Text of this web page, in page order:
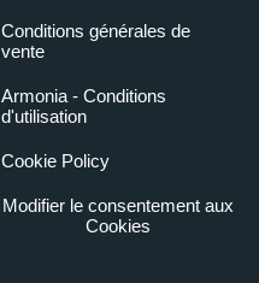
Conditions générales de
vente
Armonia - Conditions
d'utilisation
Cookie Policy
Modifier le consentement aux
Cookies